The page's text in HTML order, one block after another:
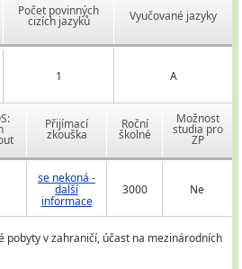
Počet povinných
cizích jazyků Vyučované jazyky
1 A
Přijímací
zkouška
Roční
školné
Možnost
studia pro
ZP
se nekoná -
další
informace
3000 Ne
pobyty v zahraničí, účast na mezinárodních